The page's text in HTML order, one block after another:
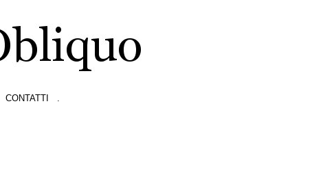
CONTATTI .